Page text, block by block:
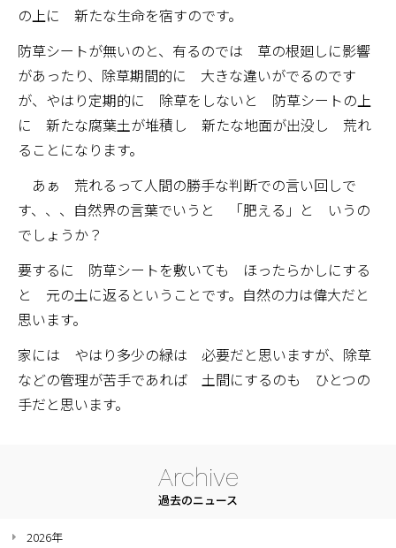
の上に 新たな生命を宿すのです。
防草シートが無いのと、有るのでは 草の根廻しに影響
があったり、除草期間的に 大きな違いがでるのです
が、やはり定期的に 除草をしないと 防草シートの上
に 新たな腐葉土が堆積し 新たな地面が出没し 荒れ
ることになります。
あぁ 荒れるって人間の勝手な判断での言い回しで
す、、、自然界の言葉でいうと 「肥える」と いうの
でしょうか？
要するに 防草シートを敷いても ほったらかしにする
と 元の土に返るということです。自然の力は偉大だと
思います。
家には やはり多少の緑は 必要だと思いますが、除草
などの管理が苦手であれば 土間にするのも ひとつの
手だと思います。
Archive
過去のニュース
2026年